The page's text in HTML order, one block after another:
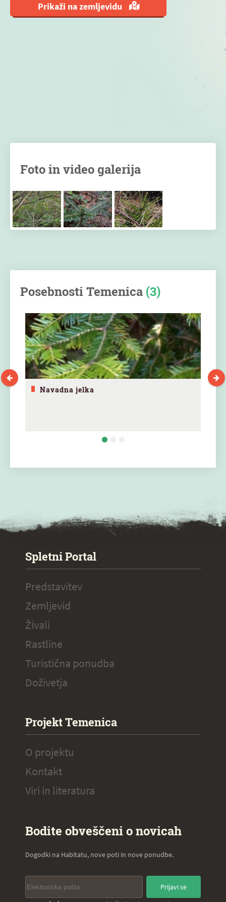
Prikaži na zemljevidu
Foto in video galerija
Posebnosti Temenica (3)
Navadna jelka
Spletni Portal
Predstavitev
Zemljevid
Živali
Rastline
Turistična ponudba
Doživetja
Projekt Temenica
O projektu
Kontakt
Viri in literatura
Bodite obveščeni o novicah
Dogodki na Habitatu, nove poti in nove ponudbe.
Prijavi se